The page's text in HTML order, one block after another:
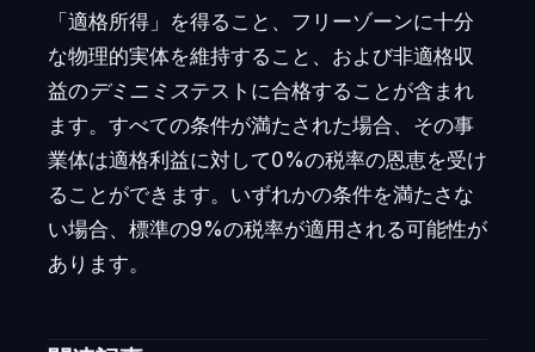
「適格所得」を得ること、フリーゾーンに十分
な物理的実体を維持すること、および非適格収
益のデミニミステストに合格することが含まれ
ます。すべての条件が満たされた場合、その事
業体は適格利益に対して0%の税率の恩恵を受け
ることができます。いずれかの条件を満たさな
い場合、標準の9%の税率が適用される可能性が
あります。